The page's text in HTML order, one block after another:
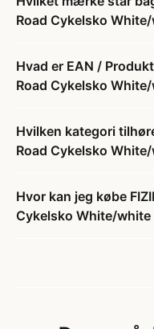
Road Cykelsko
Hvad er EAN /
Road Cykelsko
Hvilken kategori
Road Cykelsko
Hvor kan jeg købe
Cykelsko White/white